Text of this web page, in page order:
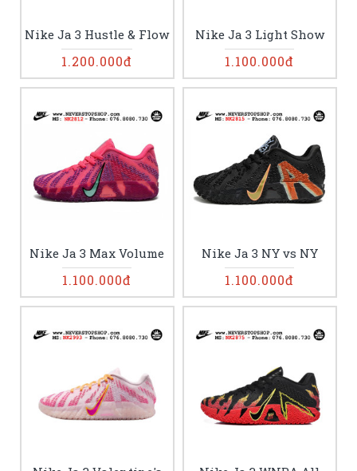
Nike Ja 3 Hustle & Flow
1.200.000đ
Nike Ja 3 Light Show
1.100.000đ
Nike Ja 3 Max Volume
1.100.000đ
Nike Ja 3 NY vs NY
1.100.000đ